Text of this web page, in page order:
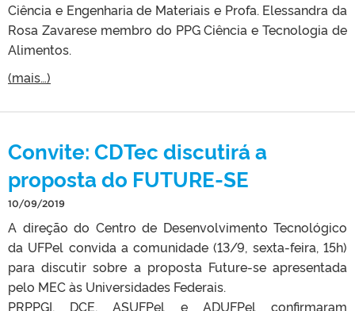
Ciência e Engenharia de Materiais e Profa. Elessandra da
Rosa Zavarese membro do PPG Ciência e Tecnologia de
Alimentos.
(mais…)
Convite: CDTec discutirá a
proposta do FUTURE-SE
10/09/2019
A direção do Centro de Desenvolvimento Tecnológico
da UFPel convida a comunidade (13/9, sexta-feira, 15h)
para discutir sobre a proposta Future-se apresentada
pelo MEC às Universidades Federais.
PRPPGI, DCE, ASUFPel e ADUFPel confirmaram